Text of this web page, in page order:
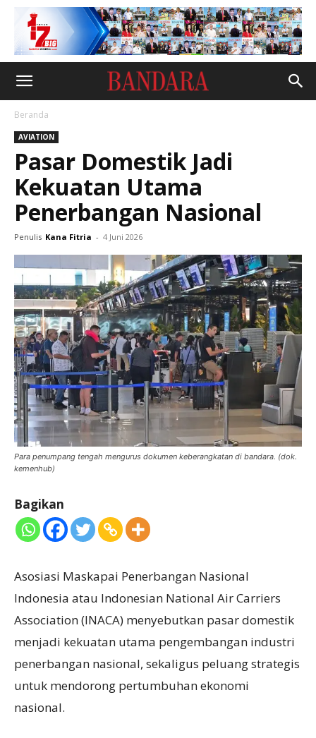
Beranda
AVIATION
Pasar Domestik Jadi
Kekuatan Utama
Penerbangan Nasional
Penulis Kana Fitria - 4 Juni 2026
Para penumpang tengah mengurus dokumen keberangkatan di bandara. (dok.
kemenhub)
Bagikan
Asosiasi Maskapai Penerbangan Nasional
Indonesia atau Indonesian National Air Carriers
Association (INACA) menyebutkan pasar domestik
menjadi kekuatan utama pengembangan industri
penerbangan nasional, sekaligus peluang strategis
untuk mendorong pertumbuhan ekonomi
nasional.